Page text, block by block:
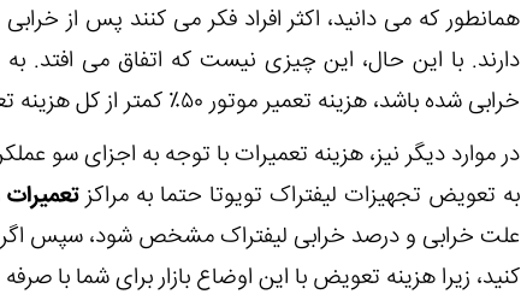
همانطور که می دانید، اکثر افراد فکر می کنند پس از
دارند. با این حال، این چیزی نیست که اتفاق می افتد. به
خرابی شده باشد، هزینه تعمیر موتور ۵۰٪ کمتر از کل هزینه تعویض آن خواهد بود.
در موارد دیگر نیز، هزینه تعمیرات با توجه به اجزای سو
به تعویض تجهیزات لیفتراک تویوتا حتما به مراکز
علت خرابی و درصد خرابی لیفتراک مشخص شود، سپس اگر
کنید، زیرا هزینه تعویض با این اوضاع بازار برای شما با